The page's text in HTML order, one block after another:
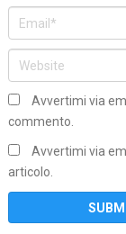
Avvertimi via
commento.
Avvertimi via
articolo.